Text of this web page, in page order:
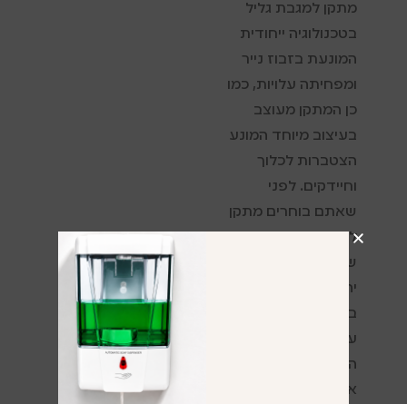
מתקן למגבת גליל
בטכנולוגיה ייחודית
המונעת בזבוז נייר
ומפחיתה עלויות, כמו
כן המתקן מעוצב
בעיצוב מיוחד המונע
הצטברות לכלוך
וחיידקים. לפני
שאתם בוחרים מתקן
למגבת גליל חשוב
שתוודאו איזה מתקן
יהיה הכי נכון עבור
בית העסק שלכם או
עבור השירותים
הציבוריים שאותו
אתם מנהלים חשוב